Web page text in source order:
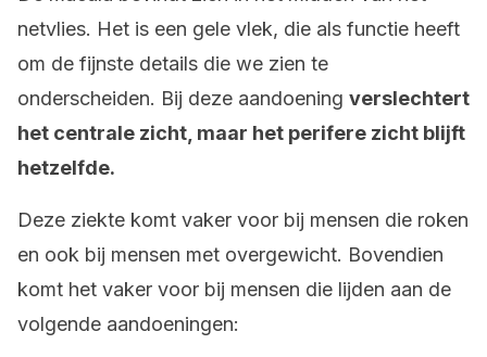
netvlies. Het is een gele vlek, die als functie heeft
om de fijnste details die we zien te
onderscheiden. Bij deze aandoening verslechtert
het centrale zicht, maar het perifere zicht blijft
hetzelfde.
Deze ziekte komt vaker voor bij mensen die roken
en ook bij mensen met overgewicht. Bovendien
komt het vaker voor bij mensen die lijden aan de
volgende aandoeningen: